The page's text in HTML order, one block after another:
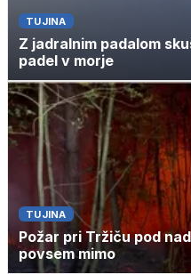
TUJINA
Z jadralnim padalom
padel v morje
TUJINA
Požar pri Tržiču pod
povsem mimo